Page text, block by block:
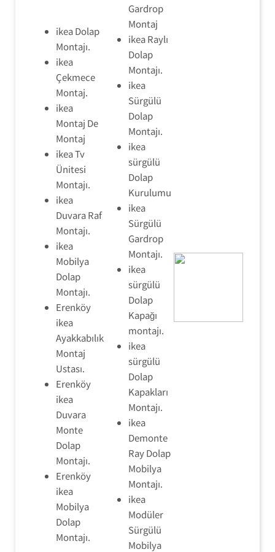
ikea Dolap
Montajı.
ikea
Çekmece
Montaj.
ikea
Montaj De
Montaj
ikea Tv
Ünitesi
Montajı.
ikea
Duvara Raf
Montajı.
ikea
Mobilya
Dolap
Montajı.
Erenköy
ikea
Ayakkabılık
Montaj
Ustası.
Erenköy
ikea
Duvara
Monte
Dolap
Montajı.
Erenköy
ikea
Mobilya
Dolap
Montajı.
Gardrop
Montaj
ikea Raylı
Dolap
Montajı.
ikea
Sürgülü
Dolap
Montajı.
ikea
sürgülü
Dolap
Kurulumu
ikea
Sürgülü
Gardrop
Montajı.
ikea
sürgülü
Dolap
Kapağı
montajı.
ikea
sürgülü
Dolap
Kapakları
Montajı.
ikea
Demonte
Ray Dolap
Mobilya
Montajı.
ikea
Modüler
Sürgülü
Mobilya